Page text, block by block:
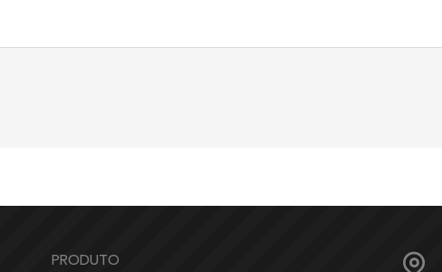
PRODUTO